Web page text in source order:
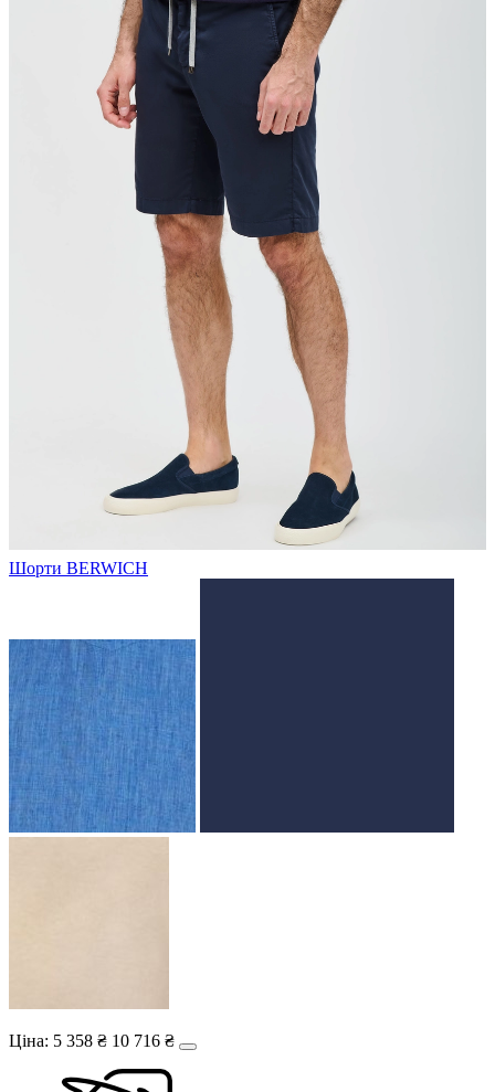
Шорти BERWICH
Ціна: 5 358 ₴ 10 716 ₴